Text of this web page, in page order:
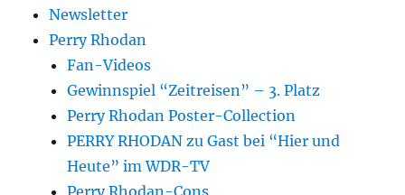
Newsletter
Perry Rhodan
Fan-Videos
Gewinnspiel “Zeitreisen” – 3. Platz
Perry Rhodan Poster-Collection
PERRY RHODAN zu Gast bei “Hier und
Heute” im WDR-TV